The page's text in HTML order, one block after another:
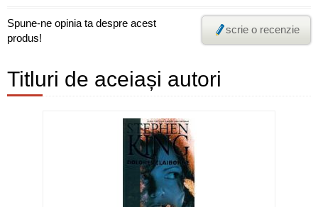
Spune-ne opinia ta despre acest
produs!
scrie o recenzie
Titluri de aceiași autori